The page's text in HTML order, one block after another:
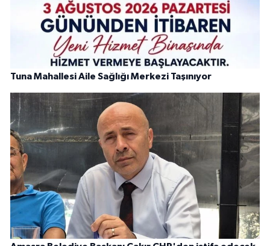
Tuna Mahallesi Aile Sağlığı Merkezi Taşınıyor